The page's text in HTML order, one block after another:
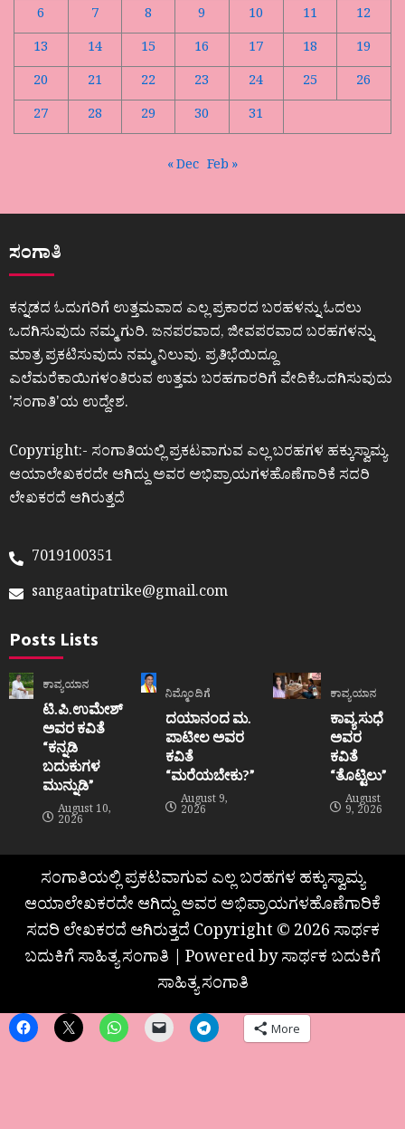
6
7 8 9 10 11
12
13
14 15 16 17 18
19
20
21 22 23 24 25
26
27
28 29 30 31
« Dec Feb »
ಸಂಗಾತಿ
ಕನ್ನಡದ ಓದುಗರಿಗೆ ಉತ್ತಮವಾದ ಎಲ್ಲ ಪ್ರಕಾರದ ಬರಹಳನ್ನು ಓದಲು
ಒದಗಿಸುವುದು ನಮ್ಮ ಗುರಿ. ಜನಪರವಾದ, ಜೀವಪರವಾದ ಬರಹಗಳನ್ನು
ಮಾತ್ರ ಪ್ರಕಟಿಸುವುದು ನಮ್ಮ ನಿಲುವು. ಪ್ರತಿಭೆಯಿದ್ದೂ
ಎಲೆಮರೆಕಾಯಿಗಳಂತಿರುವ ಉತ್ತಮ ಬರಹಗಾರರಿಗೆ ವೇದಿಕೆಒದಗಿಸುವುದು
ʼಸಂಗಾತಿʼಯ ಉದ್ದೇಶ.
Copyright:- ಸಂಗಾತಿಯಲ್ಲಿ ಪ್ರಕಟವಾಗುವ ಎಲ್ಲ ಬರಹಗಳ ಹಕ್ಕುಸ್ವಾಮ್ಯ
ಆಯಾಲೇಖಕರದೇ ಆಗಿದ್ದು ಅವರ ಅಭಿಪ್ರಾಯಗಳಹೊಣೆಗಾರಿಕೆ ಸದರಿ
ಲೇಖಕರದೆ ಆಗಿರುತ್ತದೆ
7019100351
sangaatipatrike@gmail.com
Posts Lists
ಕಾವ್ಯಯಾನ
ಟಿ.ಪಿ.ಉಮೇಶ್
ಅವರ ಕವಿತೆ
“ಕನ್ನಡಿ
ಬದುಕುಗಳ
ಮುನ್ನುಡಿ”
August 10,
2026
ನಿಮ್ಮೊಂದಿಗೆ
ದಯಾನಂದ ಮ.
ಪಾಟೀಲ ಅವರ
ಕವಿತೆ
“ಮರೆಯಬೇಕು?”
August 9,
2026
ಕಾವ್ಯಯಾನ
ಕಾವ್ಯ ಸುಧೆ
ಅವರ
ಕವಿತೆ
“ತೊಟ್ಟಿಲು”
August
9, 2026
ಸಂಗಾತಿಯಲ್ಲಿ ಪ್ರಕಟವಾಗುವ ಎಲ್ಲ ಬರಹಗಳ ಹಕ್ಕುಸ್ವಾಮ್ಯ
ಆಯಾಲೇಖಕರದೇ ಆಗಿದ್ದು ಅವರ ಅಭಿಪ್ರಾಯಗಳಹೊಣೆಗಾರಿಕೆ
ಸದರಿ ಲೇಖಕರದೆ ಆಗಿರುತ್ತದೆ Copyright © 2026 ಸಾರ್ಥಕ
ಬದುಕಿಗೆ ಸಾಹಿತ್ಯ ಸಂಗಾತಿ | Powered by ಸಾರ್ಥಕ ಬದುಕಿಗೆ
ಸಾಹಿತ್ಯ ಸಂಗಾತಿ
More